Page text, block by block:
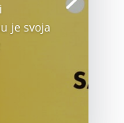
je svoja